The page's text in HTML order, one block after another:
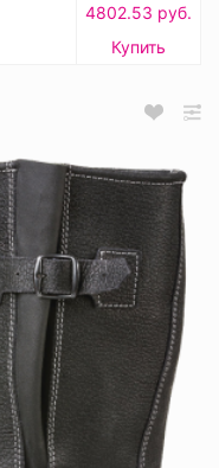
4802.53 руб.
Купить